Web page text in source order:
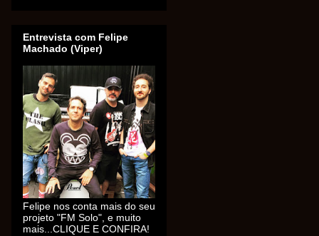
Entrevista com Felipe
Machado (Viper)
Felipe nos conta mais do seu
projeto "FM Solo", e muito
mais...CLIQUE E CONFIRA!